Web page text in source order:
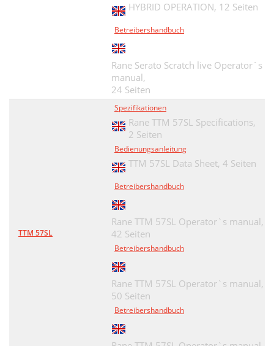
HYBRID OPERATION, 12 Seiten
Betreibershandbuch
Rane Serato Scratch live Operator`s
manual,
24 Seiten
TTM 57SL
Spezifikationen
Rane TTM 57SL Specifications,
2 Seiten
Bedienungsanleitung
TTM 57SL Data Sheet, 4 Seiten
Betreibershandbuch
Rane TTM 57SL Operator`s manual,
42 Seiten
Betreibershandbuch
Rane TTM 57SL Operator`s manual,
50 Seiten
Betreibershandbuch